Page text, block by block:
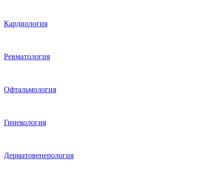
Кардиология
Ревматология
Офтальмология
Гинекология
Дерматовенерология